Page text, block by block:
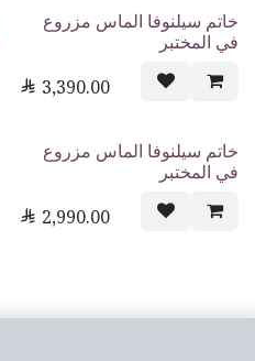
خاتم سيلنوفا الماس مزروع
في المختبر
 3,390.00
خاتم سيلنوفا الماس مزروع
في المختبر
 2,990.00